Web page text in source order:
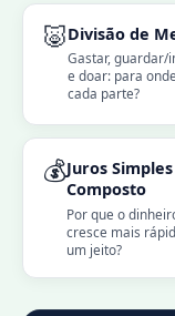
🐷Divisão de
Gastar, guardar/
e doar: para
cada parte?
💰Juros
Composto
Por que o
cresce mais
um jeito?